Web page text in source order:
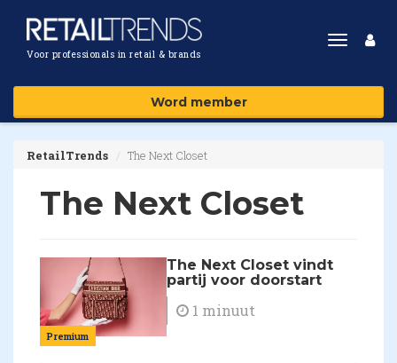
Voor professionals in retail & brands
Toggle
Word member
RetailTrends The Next Closet
The Next Closet
Premium
The Next Closet vindt
partij voor doorstart
1 minuut